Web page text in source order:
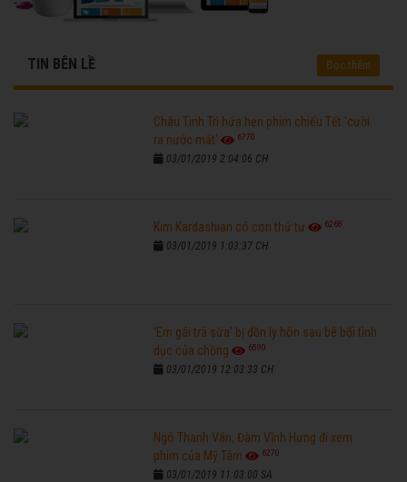
TIN BÊN LỀ Đọc thêm
Châu Tinh Trì hứa hẹn phim chiếu Tết 'cười
ra nước mắt'
6770
03/01/2019 2:04:06 CH
Kim Kardashian có con thứ tư 6268
03/01/2019 1:03:37 CH
'Em gái trà sữa' bị đồn ly hôn sau bê bối tình
dục của chồng
6590
03/01/2019 12:03:33 CH
Ngô Thanh Vân, Đàm Vĩnh Hưng đi xem
phim của Mỹ Tâm
6270
03/01/2019 11:03:00 SA